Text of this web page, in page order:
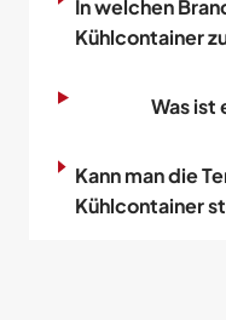
In welchen
Kühlcontainer
Was ist
Kann man die
Kühlcontainer